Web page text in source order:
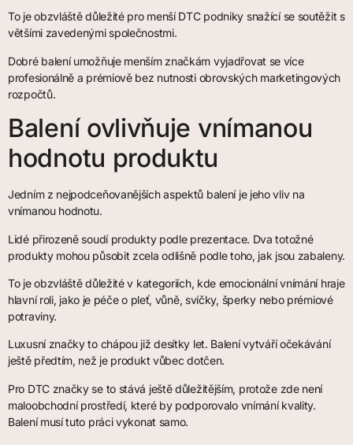
To je obzvláště důležité pro menší DTC podniky snažící se soutěžit s
většími zavedenými společnostmi.
Dobré balení umožňuje menším značkám vyjadřovat se více
profesionálně a prémiově bez nutnosti obrovských marketingových
rozpočtů.
Balení ovlivňuje vnímanou
hodnotu produktu
Jedním z nejpodceňovanějších aspektů balení je jeho vliv na
vnímanou hodnotu.
Lidé přirozeně soudí produkty podle prezentace. Dva totožné
produkty mohou působit zcela odlišně podle toho, jak jsou zabaleny.
To je obzvláště důležité v kategoriích, kde emocionální vnímání hraje
hlavní roli, jako je péče o pleť, vůně, svíčky, šperky nebo prémiové
potraviny.
Luxusní značky to chápou již desítky let. Balení vytváří očekávání
ještě předtím, než je produkt vůbec dotčen.
Pro DTC značky se to stává ještě důležitějším, protože zde není
maloobchodní prostředí, které by podporovalo vnímání kvality.
Balení musí tuto práci vykonat samo.